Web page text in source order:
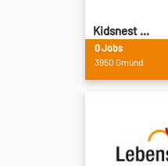
Kidsnest ...
0 Jobs
3950 Gmünd